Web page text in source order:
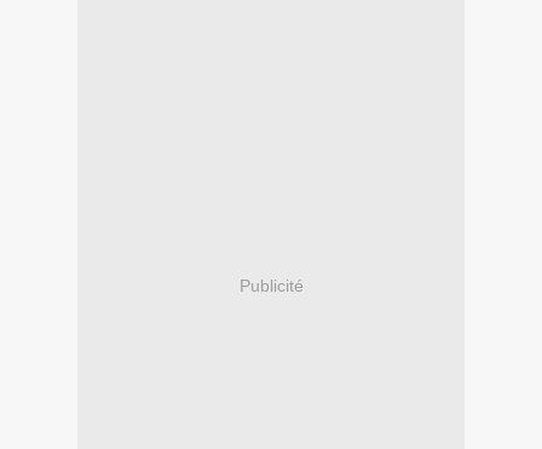
Publicité